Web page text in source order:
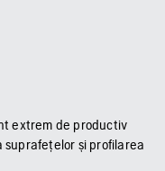
extrem de productiv
și profilarea